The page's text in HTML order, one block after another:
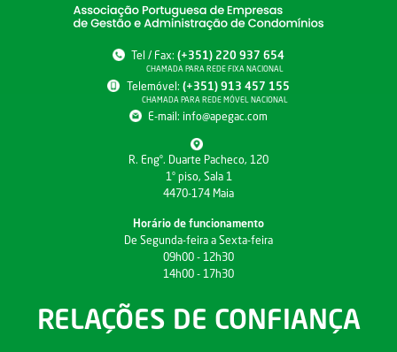
Tel / Fax:(+351) 220 937 654
CHAMADA PARA REDE FIXA NACIONAL
Telemóvel: (+351) 913 457 155
CHAMADA PARA REDE MÓVEL NACIONAL
E-mail: info@apegac.com
R. Engº. Duarte Pacheco, 120
1º piso, Sala 1
4470-174 Maia
Horário de funcionamento
De Segunda-feira a Sexta-feira
09h00 - 12h30
14h00 - 17h30
RELAÇÕES DE CONFIANÇA